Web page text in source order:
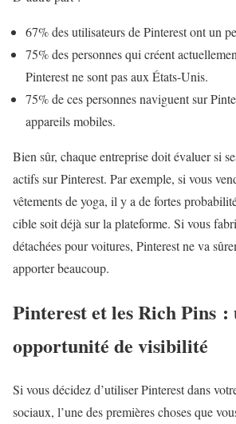
67% des utilisateurs de Pinterest ont un
75% des personnes qui créent
Pinterest ne sont pas aux États-Unis.
75% de ces personnes naviguent sur
appareils mobiles.
Bien sûr, chaque entreprise doit évaluer si
actifs sur Pinterest. Par exemple, si vous
vêtements de yoga, il y a de fortes
cible soit déjà sur la plateforme. Si vous
détachées pour voitures, Pinterest ne va
apporter beaucoup.
Pinterest et les Rich Pins :
opportunité de visibilité
Si vous décidez d’utiliser Pinterest dans
sociaux, l’une des premières choses que